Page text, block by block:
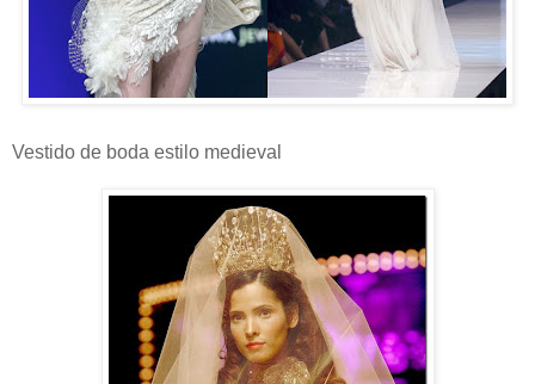
Vestido de boda estilo medieval